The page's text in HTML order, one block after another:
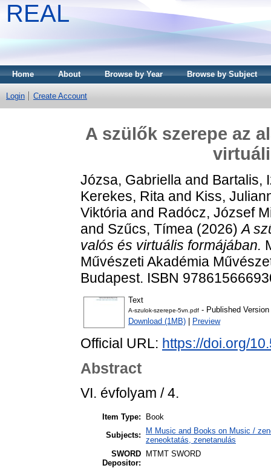
REAL
Home About Browse by Year Browse by Subject
Login Create Account
A szülők szerepe az
Józsa, Gabriella and Bartalis,
Kerekes, Rita and Kiss,
Viktória and Radócz, József
and Szűcs, Tímea (2026)A
valós és virtuális formájában.
Művészeti Akadémia
Budapest. ISBN
Text
A-szulok-szerepe-5vn.pdf - Published Version
Download (1MB)
Preview
Official URL: https://doi.org/
Abstract
VI. évfolyam / 4.
Item Type:
Book
Subjects:
M Music and Books on Music /
zeneoktatás, zenetanulás
SWORD
Depositor:
MTMT SWORD